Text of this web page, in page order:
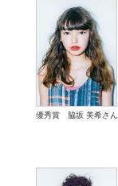
優秀賞 脇坂 美希さん